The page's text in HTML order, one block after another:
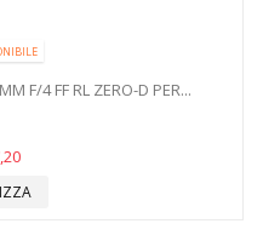
F/4 FF RL ZERO-D PER...